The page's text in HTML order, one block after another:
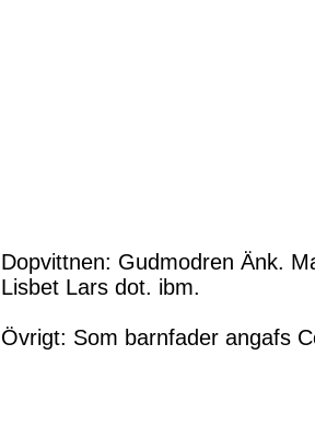
Dopvittnen: Gudmodren Änk.
Lisbet Lars dot. ibm.
Övrigt: Som barnfader angafs